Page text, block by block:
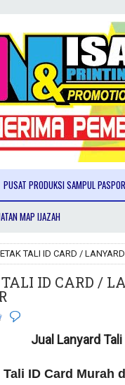
PUSAT PRODUKSI SAMPUL PASPOR
MAP IJAZAH
TALI ID CARD /
ID CARD /
Jual Lanyard
ID Card Murah